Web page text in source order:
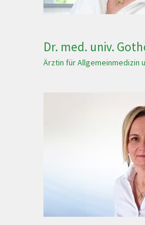
Dr. med. univ.
Ärztin für Allgemeinmedizin